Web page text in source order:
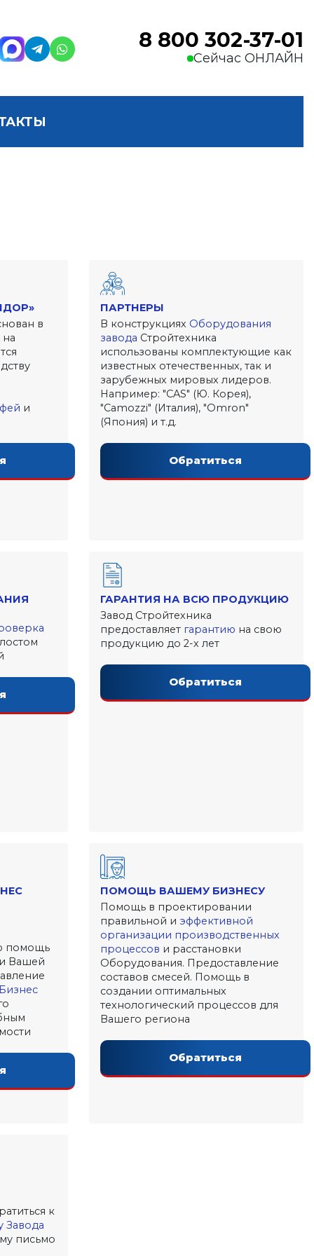
8 800 302-37-01
Сейчас ОНЛАЙН
в
на
и
ПАРТНЕРЫ
В конструкциях Оборудования
завода Стройтехника
использованы комплектующие как
известных отечественных, так и
зарубежных мировых лидеров.
Например: "CAS" (Ю. Корея),
"Camozzi" (Италия), "Omron"
(Япония) и т.д.
Обратиться
ГАРАНТИЯ НА ВСЮ ПРОДУКЦИЮ
Завод Стройтехника
предоставляет гарантию на свою
продукцию до 2-х лет
Обратиться
помощь
Вашей
ПОМОЩЬ ВАШЕМУ БИЗНЕСУ
Помощь в проектировании
правильной и эффективной
организации производственных
процессов и расстановки
Оборудования. Предоставление
составов смесей. Помощь в
создании оптимальных
технологический процессов для
Вашего региона
Обратиться
к
Завода
письмо